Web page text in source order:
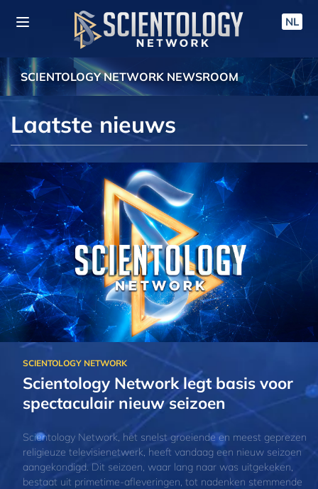
NL
SCIENTOLOGY NETWORK NEWSROOM
Laatste nieuws
Scientology Network legt basis voor
spectaculair nieuw seizoen
Scientology Network, het snelst groeiende en meest geprezen
religieuze televisienetwerk, heeft vandaag een nieuw seizoen
aangekondigd. Dit seizoen, waar lang naar was uitgekeken,
bestaat uit primetime-afleveringen, tot nadenken stemmende